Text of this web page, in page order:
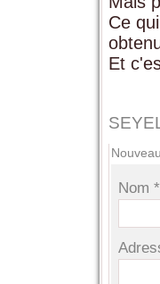
Ce
Et
Nom